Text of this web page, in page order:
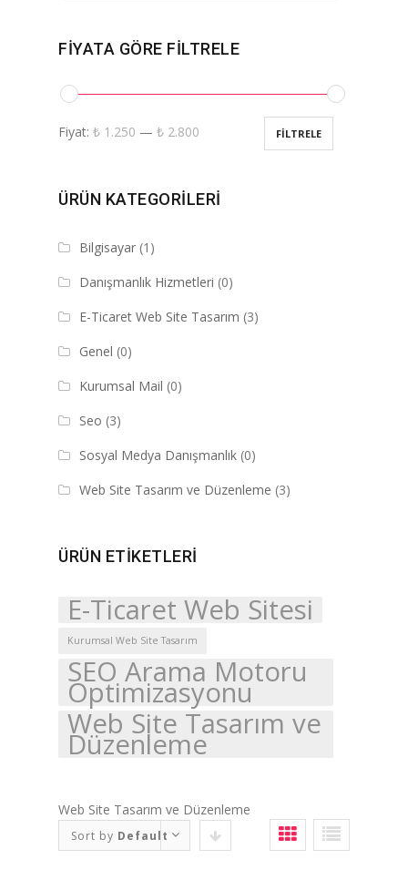
FIYATA GÖRE FILTRELE
FILTRELE
Fiyat: ₺ 1.250 — ₺ 2.800
ÜRÜN KATEGORILERI
Bilgisayar (1)
Danışmanlık Hizmetleri (0)
E-Ticaret Web Site Tasarım (3)
Genel (0)
Kurumsal Mail (0)
Seo (3)
Sosyal Medya Danışmanlık (0)
Web Site Tasarım ve Düzenleme (3)
ÜRÜN ETIKETLERI
E-Ticaret Web Sitesi
Kurumsal Web Site Tasarım
SEO Arama Motoru
Optimizasyonu
Web Site Tasarım ve
Düzenleme
Web Site Tasarım ve Düzenleme
Sort by Default